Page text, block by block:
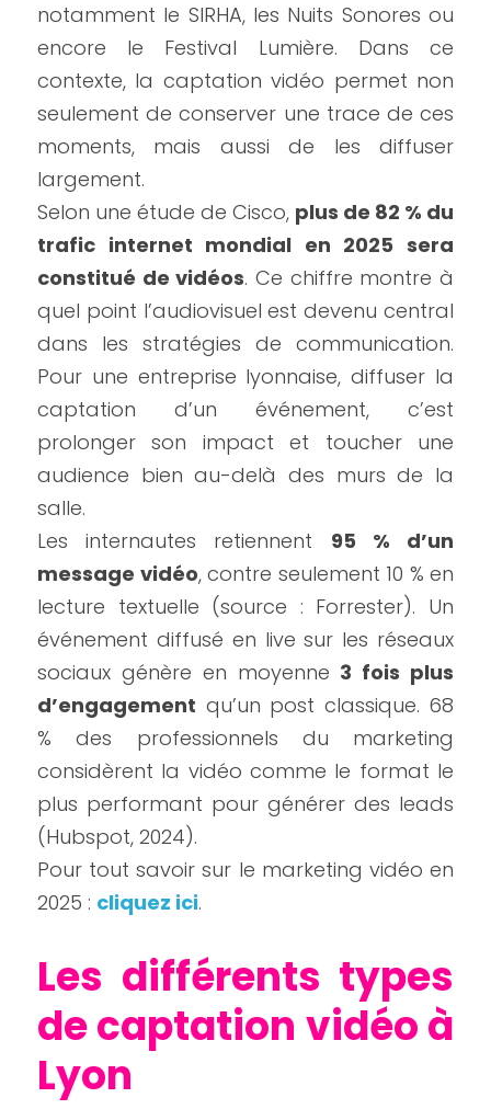
notamment le SIRHA, les Nuits Sonores ou
encore le Festival Lumière. Dans ce
contexte, la captation vidéo permet non
seulement de conserver une trace de ces
moments, mais aussi de les diffuser
largement.
Selon une étude de Cisco, plus de 82 % du
trafic internet mondial en 2025 sera
constitué de vidéos. Ce chiffre montre à
quel point l’audiovisuel est devenu central
dans les stratégies de communication.
Pour une entreprise lyonnaise, diffuser la
captation d’un événement, c’est
prolonger son impact et toucher une
audience bien au-delà des murs de la
salle.
Les internautes retiennent 95 % d’un
message vidéo, contre seulement 10 % en
lecture textuelle (source : Forrester). Un
événement diffusé en live sur les réseaux
sociaux génère en moyenne 3 fois plus
d’engagement qu’un post classique. 68
% des professionnels du marketing
considèrent la vidéo comme le format le
plus performant pour générer des leads
(Hubspot, 2024).
Pour tout savoir sur le marketing vidéo en
2025 : cliquez ici.
Les différents types
de captation vidéo à
Lyon